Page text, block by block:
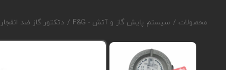
محصولات / سیستم پایش گاز و آتش - F&G / دتکتور گاز ضد انفجار